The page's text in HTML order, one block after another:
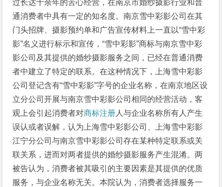
过长达十余年的苦心经营，在南京市婚纱摄影行业和普
通消费者中具有一定的知名度。南京雪中彩影公司在其
门头招牌、摄影预约单和广告宣传材料上一直以“雪中彩
影”名义进行标示和宣传，“雪中彩影”商标与南京雪中彩
影公司及其提供的婚纱摄影服务之间，已经在普通消费
者中建立了特定的联系。在这种情况下，上海雪中彩影
公司登记含有“雪中彩影”字号的企业名称，在南京地区设
立分公司开展与南京雪中彩影公司相同的经营活动，客
观上会引起消费者对商标注册 人与企业名称所有人产生
误认或者误解，认为上海雪中彩影公司、上海雪中彩影
江宁分公司与南京雪中彩影公司存在某种特定联系或关
联关系，进而对两者提供的婚纱摄影服务产生混淆。两
被告认为，消费者被其吸引的主要因素是其提供的优质
服务，与企业名称无关。本院认为，消费者选择服务一